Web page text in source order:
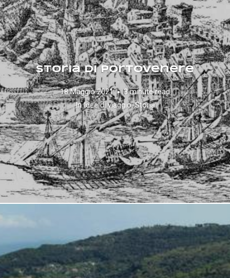
Storia di Portovenere
18 Maggio 2021
3 minute read
InIdee di viaggio,Storia